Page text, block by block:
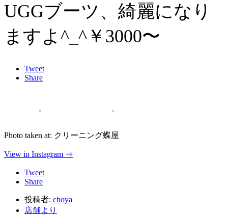
UGGブーツ、綺麗になり
ますよ^_^￥3000〜
Tweet
Share
Photo taken at: クリーニング蝶屋
View in Instagram ⇒
Tweet
Share
投稿者: choya
店舗より